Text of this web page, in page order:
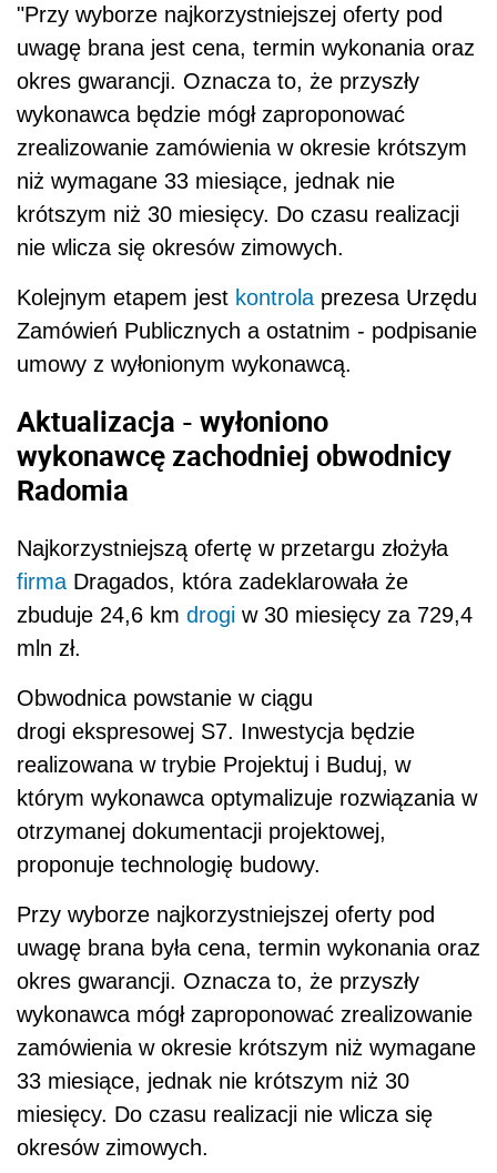
"Przy wyborze najkorzystniejszej oferty pod
uwagę brana jest cena, termin wykonania oraz
okres gwarancji. Oznacza to, że przyszły
wykonawca będzie mógł zaproponować
zrealizowanie zamówienia w okresie krótszym
niż wymagane 33 miesiące, jednak nie
krótszym niż 30 miesięcy. Do czasu realizacji
nie wlicza się okresów zimowych.
Kolejnym etapem jest kontrola prezesa Urzędu
Zamówień Publicznych a ostatnim - podpisanie
umowy z wyłonionym wykonawcą.
Aktualizacja - wyłoniono
wykonawcę zachodniej obwodnicy
Radomia
Najkorzystniejszą ofertę w przetargu złożyła
firma Dragados, która zadeklarowała że
zbuduje 24,6 km drogi w 30 miesięcy za 729,4
mln zł.
Obwodnica powstanie w ciągu
drogi ekspresowej S7. Inwestycja będzie
realizowana w trybie Projektuj i Buduj, w
którym wykonawca optymalizuje rozwiązania w
otrzymanej dokumentacji projektowej,
proponuje technologię budowy.
Przy wyborze najkorzystniejszej oferty pod
uwagę brana była cena, termin wykonania oraz
okres gwarancji. Oznacza to, że przyszły
wykonawca mógł zaproponować zrealizowanie
zamówienia w okresie krótszym niż wymagane
33 miesiące, jednak nie krótszym niż 30
miesięcy. Do czasu realizacji nie wlicza się
okresów zimowych.